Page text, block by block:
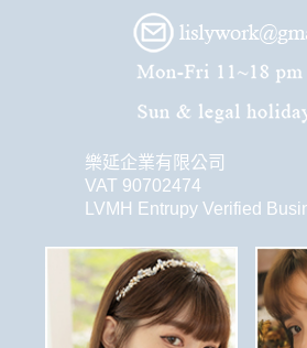
樂延企業有限公司
VAT 90702474
LVMH Entrupy Verified